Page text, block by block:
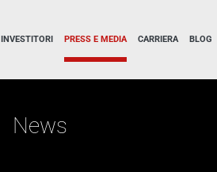
INVESTITORI PRESS E MEDIA CARRIERA BLOG
News